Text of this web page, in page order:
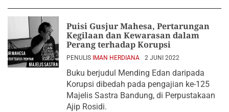
Puisi Gusjur Mahesa, Pertarungan
Kegilaan dan Kewarasan dalam
Perang terhadap Korupsi
PENULIS IMAN HERDIANA 2 JUNI 2022
Buku berjudul Mending Edan daripada
Korupsi dibedah pada pengajian ke-125
Majelis Sastra Bandung, di Perpustakaan
Ajip Rosidi.